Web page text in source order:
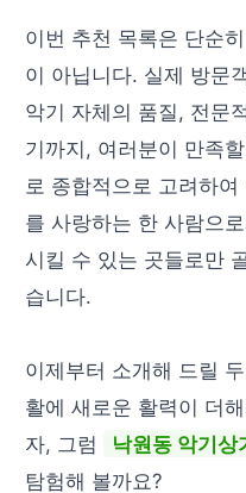
이번 추천 목록은 단순
이 아닙니다. 실제 방문
악기 자체의 품질, 전문
기까지, 여러분이 만족
로 종합적으로 고려하
를 사랑하는 한 사람으
시킬 수 있는 곳들로만
습니다.
이제부터 소개해 드릴
활에 새로운 활력이 더
자, 그럼
낙원동 악기상
탐험해 볼까요?